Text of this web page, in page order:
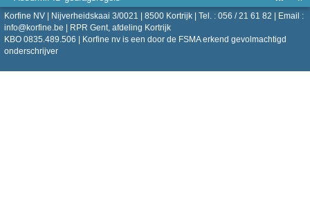
Korfine NV | Nijverheidskaai 3/0021 | 8500 Kortrijk | Tel. : 056 / 21 61 82 | Email :
info@korfine.be | RPR Gent, afdeling Kortrijk
KBO 0835.489.506 | Korfine nv is een door de FSMA erkend gevolmachtigd
onderschrijver